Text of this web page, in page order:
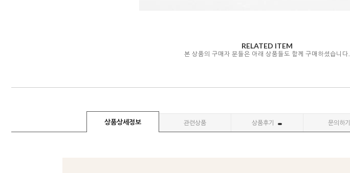
RELATED ITEM
본 상품의 구매자 분들은 아래 상품들도 함께 구매하셨습니다.
상품상세정보 관련상품 상품후기 문의하기